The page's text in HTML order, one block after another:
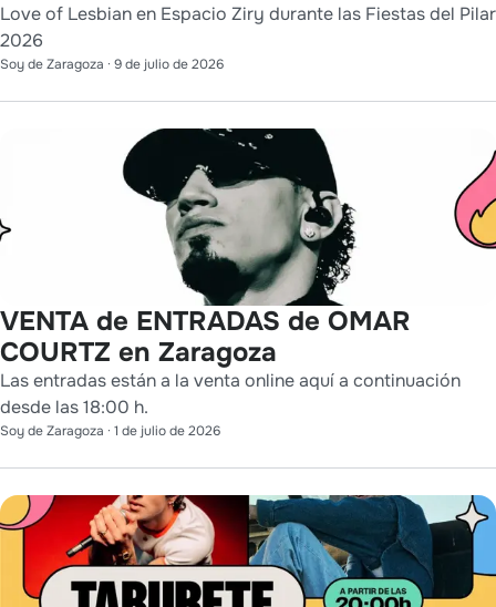
Love of Lesbian en Espacio Ziry durante las Fiestas del Pilar
2026
Soy de Zaragoza · 9 de julio de 2026
VENTA de ENTRADAS de OMAR
COURTZ en Zaragoza
Las entradas están a la venta online aquí a continuación
desde las 18:00 h.
Soy de Zaragoza · 1 de julio de 2026